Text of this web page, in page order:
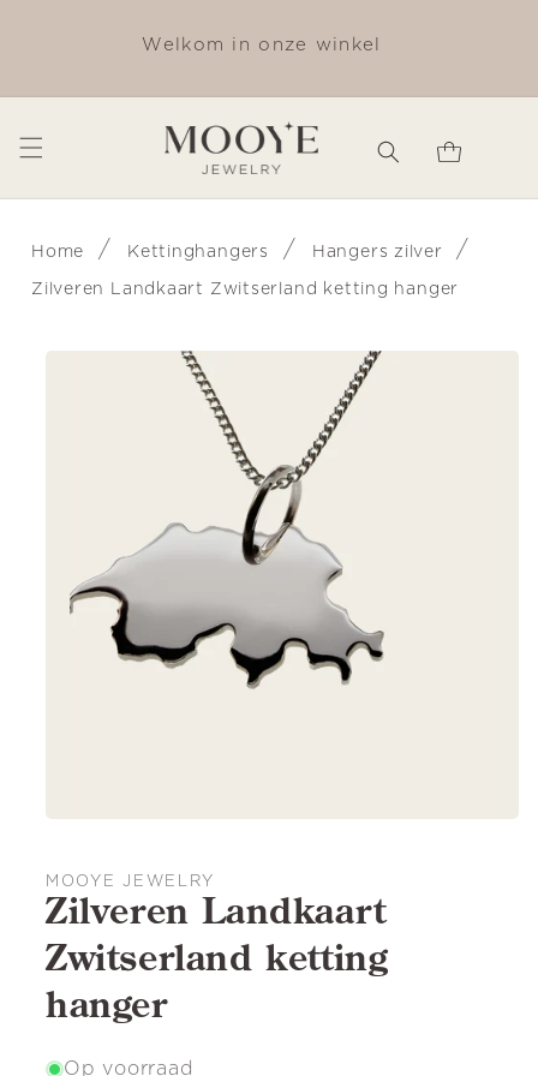
Welkom in onze winkel
Winkelwagen
Home / Kettinghangers / Hangers zilver /
Zilveren Landkaart Zwitserland ketting hanger
productinformatie
MOOYE JEWELRY
Zilveren Landkaart
Zwitserland ketting
hanger
Op voorraad